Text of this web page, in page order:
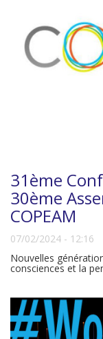
31ème
30ème
COPEAM
07/02/2024 - 12:16
Nouvelles
consciences et la